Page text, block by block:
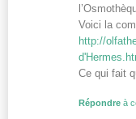
Voici la
http://
Ce qui fait
Répondre à